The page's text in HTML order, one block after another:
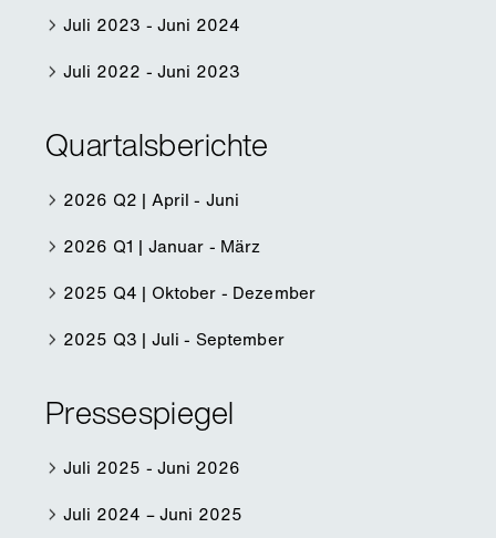
Juli 2023 - Juni 2024
Juli 2022 - Juni 2023
Quartalsberichte
2026 Q2 | April - Juni
2026 Q1 | Januar - März
2025 Q4 | Oktober - Dezember
2025 Q3 | Juli - September
Pressespiegel
Juli 2025 - Juni 2026
Juli 2024 – Juni 2025